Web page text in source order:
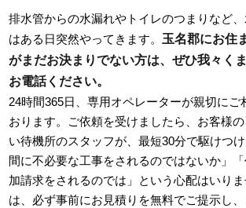
排水管からの水漏れやトイレのつまりなど
はある日突然やってきます。 玉名郡にお住
がまだお決まりでない方は、ぜひ我々く
お電話ください。
24時間365日、専用オペレーターが親切にご
おります。ご依頼を受けましたら、お客様
い待機所のスタッフが、最短30分で駆けつ
間に不必要な工事をされるのではないか」
加請求をされるのでは」という心配はいり
は、必ず事前にお見積りを無料でご提示し